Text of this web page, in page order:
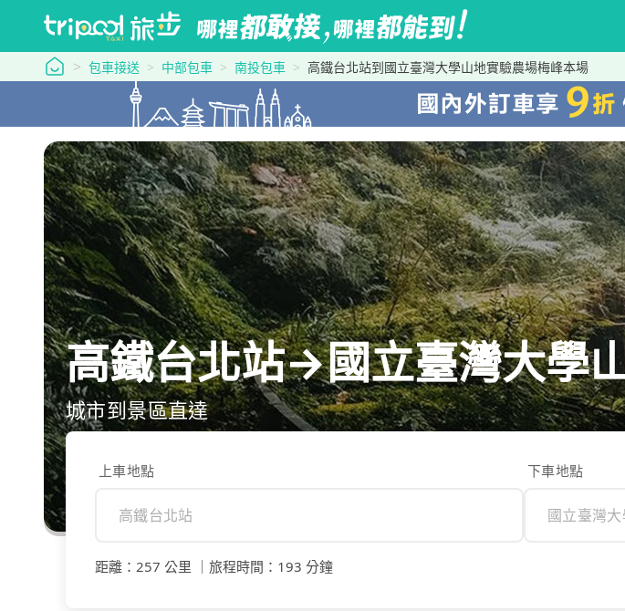
tripool 旅步
包車接送 中部包車 南投包車 高鐵台北站到國立臺灣大學山地實驗農場梅峰本場
高鐵台北站→國立臺灣大學
城市到景區直達
上車地點 下車地點
距離 ： 257 公里 旅程時間 ： 193 分鐘